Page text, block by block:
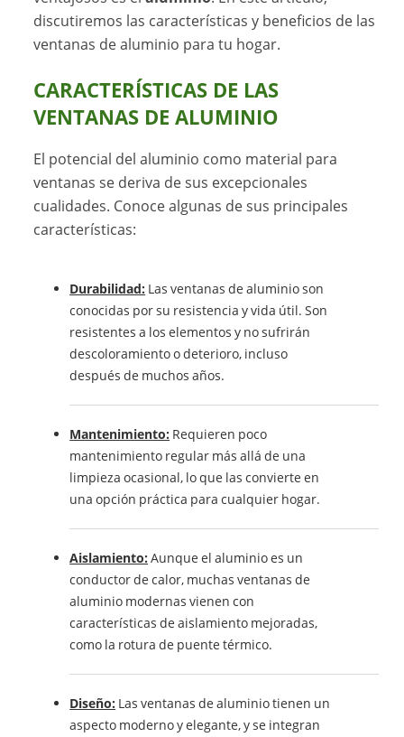
discutiremos las características y beneficios de las
ventanas de aluminio para tu hogar.
CARACTERÍSTICAS DE LAS
VENTANAS DE ALUMINIO
El potencial del aluminio como material para
ventanas se deriva de sus excepcionales
cualidades. Conoce algunas de sus principales
características:
Durabilidad: Las ventanas de aluminio son
conocidas por su resistencia y vida útil. Son
resistentes a los elementos y no sufrirán
descoloramiento o deterioro, incluso
después de muchos años.
Mantenimiento: Requieren poco
mantenimiento regular más allá de una
limpieza ocasional, lo que las convierte en
una opción práctica para cualquier hogar.
Aislamiento: Aunque el aluminio es un
conductor de calor, muchas ventanas de
aluminio modernas vienen con
características de aislamiento mejoradas,
como la rotura de puente térmico.
Diseño: Las ventanas de aluminio tienen un
aspecto moderno y elegante, y se integran